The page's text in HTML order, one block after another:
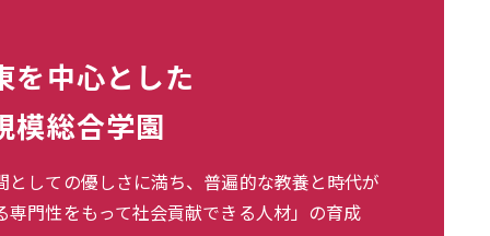
を中心とした
模総合学園
としての優しさに満ち、普遍的な教養と時代が
専門性をもって社会貢献できる人材」の育成